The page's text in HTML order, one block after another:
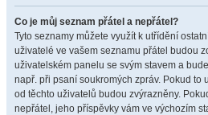
Co je můj seznam přátel a nepřátel?
Tyto seznamy můžete využít k utřídění
uživatelé ve vašem seznamu přátel budou
uživatelském panelu se svým stavem a
např. při psaní soukromých zpráv. Pokud to
od těchto uživatelů budou zvýrazněny.
nepřátel, jeho příspěvky vám ve výchozím